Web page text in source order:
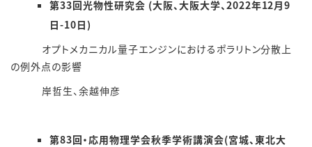
第33回光物性研究会 (大阪、大阪大学、2022年12月9
日-10日)
オプトメカニカル量子エンジンにおけるポラリトン分散上
の例外点の影響
岸哲生、余越伸彦
第83回・応用物理学会秋季学術講演会(宮城、東北大